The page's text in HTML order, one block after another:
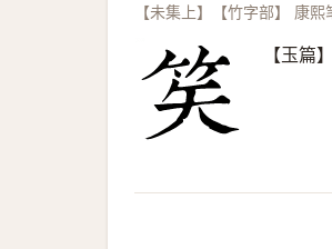
【未集上】【竹字部】 康
【玉篇